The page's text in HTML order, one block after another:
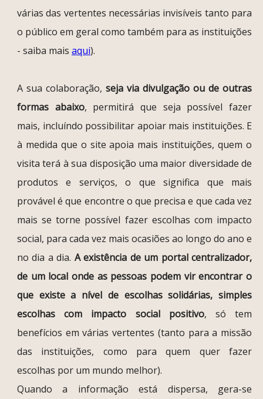
várias das vertentes necessárias invisíveis tanto para
o público em geral como também para as instituições
- saiba mais aqui).
A sua colaboração, seja via divulgação ou de outras
formas abaixo, permitirá que seja possível fazer
mais, incluíndo possibilitar apoiar mais instituições. E
à medida que o site apoia mais instituições, quem o
visita terá à sua disposição uma maior diversidade de
produtos e serviços, o que significa que mais
provável é que encontre o que precisa e que cada vez
mais se torne possível fazer escolhas com impacto
social, para cada vez mais ocasiões ao longo do ano e
no dia a dia. A existência de um portal centralizador,
de um local onde as pessoas podem vir encontrar o
que existe a nível de escolhas solidárias, simples
escolhas com impacto social positivo, só tem
benefícios em várias vertentes (tanto para a missão
das instituições, como para quem quer fazer
escolhas por um mundo melhor).
Quando a informação está dispersa, gera-se